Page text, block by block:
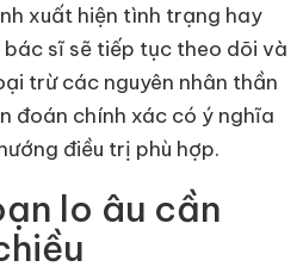
xuất hiện tình trạng hay
sĩ sẽ tiếp tục theo dõi và
trừ các nguyên nhân thần
đoán chính xác có ý nghĩa
điều trị phù hợp.
lo âu cần